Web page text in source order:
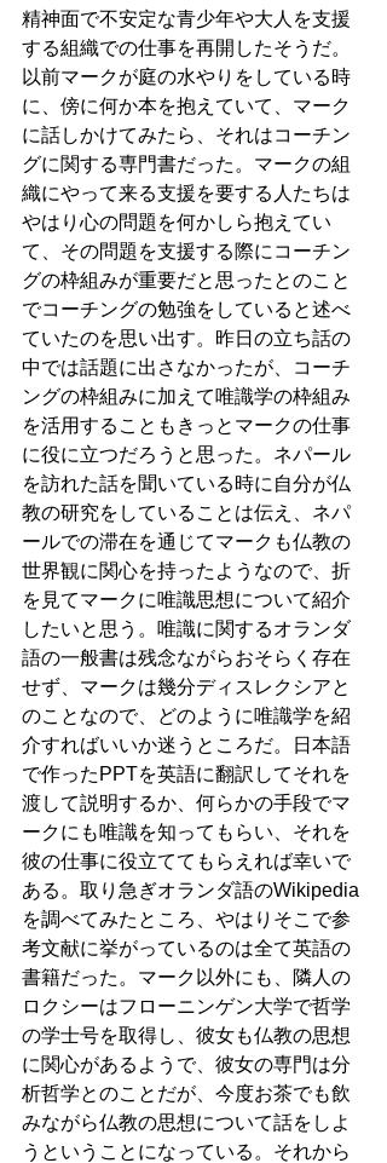
精神面で不安定な青少年や大人を支援
する組織での仕事を再開したそうだ。
以前マークが庭の水やりをしている時
に、傍に何か本を抱えていて、マーク
に話しかけてみたら、それはコーチン
グに関する専門書だった。マークの組
織にやって来る支援を要する人たちは
やはり心の問題を何かしら抱えてい
て、その問題を支援する際にコーチン
グの枠組みが重要だと思ったとのこと
でコーチングの勉強をしていると述べ
ていたのを思い出す。昨日の立ち話の
中では話題に出さなかったが、コーチ
ングの枠組みに加えて唯識学の枠組み
を活用することもきっとマークの仕事
に役に立つだろうと思った。ネパール
を訪れた話を聞いている時に自分が仏
教の研究をしていることは伝え、ネパ
ールでの滞在を通じてマークも仏教の
世界観に関心を持ったようなので、折
を見てマークに唯識思想について紹介
したいと思う。唯識に関するオランダ
語の一般書は残念ながらおそらく存在
せず、マークは幾分ディスレクシアと
のことなので、どのように唯識学を紹
介すればいいか迷うところだ。日本語
で作ったPPTを英語に翻訳してそれを
渡して説明するか、何らかの手段でマ
ークにも唯識を知ってもらい、それを
彼の仕事に役立ててもらえれば幸いで
ある。取り急ぎオランダ語のWikipedia
を調べてみたところ、やはりそこで参
考文献に挙がっているのは全て英語の
書籍だった。マーク以外にも、隣人の
ロクシーはフローニンゲン大学で哲学
の学士号を取得し、彼女も仏教の思想
に関心があるようで、彼女の専門は分
析哲学とのことだが、今度お茶でも飲
みながら仏教の思想について話をしよ
うということになっている。それから